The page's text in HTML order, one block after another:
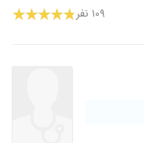
۱۰۹ نفر